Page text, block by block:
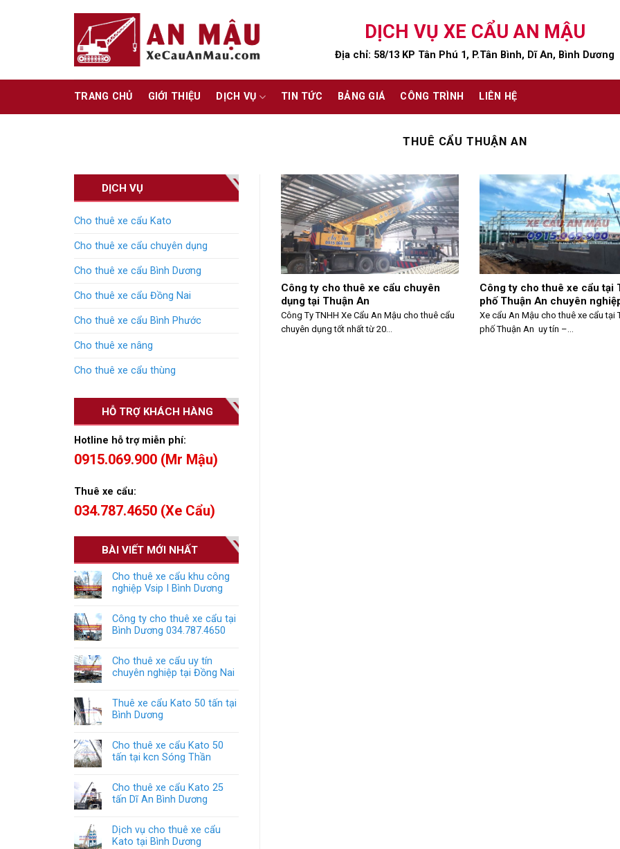
DỊCH VỤ XE CẨU AN MẬU
Địa chỉ: 58/13 KP Tân Phú 1, P.Tân Bình, Dĩ An, Bình Dương
TRANG CHỦ GIỚI THIỆU DỊCH VỤ TIN TỨC BẢNG GIÁ CÔNG TRÌNH LIÊN HỆ
THUÊ CẨU THUẬN AN
DỊCH VỤ
Cho thuê xe cẩu Kato
Cho thuê xe cẩu chuyên dụng
Cho thuê xe cẩu Bình Dương
Cho thuê xe cẩu Đồng Nai
Cho thuê xe cẩu Bình Phước
Cho thuê xe nâng
Cho thuê xe cẩu thùng
HỖ TRỢ KHÁCH HÀNG
Hotline hỗ trợ miễn phí:
0915.069.900 (Mr Mậu)
Thuê xe cẩu:
034.787.4650 (Xe Cẩu)
BÀI VIẾT MỚI NHẤT
Cho thuê xe cẩu khu công
nghiệp Vsip I Bình Dương
Công ty cho thuê xe cẩu tại
Bình Dương 034.787.4650
Cho thuê xe cẩu uy tín
chuyên nghiệp tại Đồng Nai
Thuê xe cẩu Kato 50 tấn tại
Bình Dương
Cho thuê xe cẩu Kato 50
tấn tại kcn Sóng Thần
Cho thuê xe cẩu Kato 25
tấn Dĩ An Bình Dương
Dịch vụ cho thuê xe cẩu
Kato tại Bình Dương
Công ty cho thuê xe cẩu chuyên
dụng tại Thuận An
Công Ty TNHH Xe Cẩu An Mậu cho thuê cẩu
chuyên dụng tốt nhất từ 20...
Công ty cho thuê xe cẩu tại
phố Thuận An chuyên
Xe cẩu An Mậu cho thuê xe cẩu tại
phố Thuận An uy tín –...